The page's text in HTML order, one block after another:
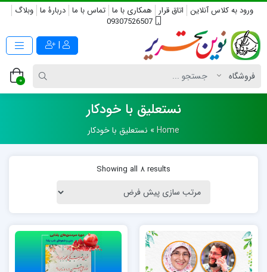
ورود به کلاس آنلاین اتاق قرار همکاری با ما تماس با ما دربارۀ ما وبلاگ
09307526507
|
0
نستعلیق با خودکار
Home
» نستعلیق با خودکار
Showing all 8 results